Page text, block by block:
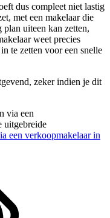
dus compleet niet lastig
met een makelaar die
uiteen kan zetten,
weet precies
te zetten voor een snelle
zeker indien je dit
via een
uitgebreide
een verkoopmakelaar in